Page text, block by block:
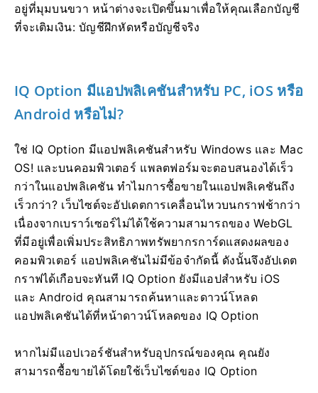
อยู่ที่มุมบนขวา หน้าต่างจะเปิดขึ้นมาเพื่อให้คุณเลือกบัญชี
ที่จะเติมเงิน: บัญชีฝึกหัดหรือบัญชีจริง
IQ Option มีแอปพลิเคชันสำหรับ PC, iOS หรือ
Android หรือไม่?
ใช่ IQ Option มีแอปพลิเคชันสำหรับ Windows และ Mac
OS! และบนคอมพิวเตอร์ แพลตฟอร์มจะตอบสนองได้เร็ว
กว่าในแอปพลิเคชัน ทำไมการซื้อขายในแอปพลิเคชันถึง
เร็วกว่า? เว็บไซต์จะอัปเดตการเคลื่อนไหวบนกราฟช้ากว่า
เนื่องจากเบราว์เซอร์ไม่ได้ใช้ความสามารถของ WebGL
ที่มีอยู่เพื่อเพิ่มประสิทธิภาพทรัพยากรการ์ดแสดงผลของ
คอมพิวเตอร์ แอปพลิเคชันไม่มีข้อจำกัดนี้ ดังนั้นจึงอัปเดต
กราฟได้เกือบจะทันที IQ Option ยังมีแอปสำหรับ iOS
และ Android คุณสามารถค้นหาและดาวน์โหลด
แอปพลิเคชันได้ที่หน้าดาวน์โหลดของ IQ Option
หากไม่มีแอปเวอร์ชันสำหรับอุปกรณ์ของคุณ คุณยัง
สามารถซื้อขายได้โดยใช้เว็บไซต์ของ IQ Option